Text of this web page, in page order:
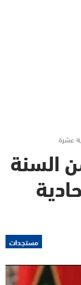
عشرة
السنة
مستجدات